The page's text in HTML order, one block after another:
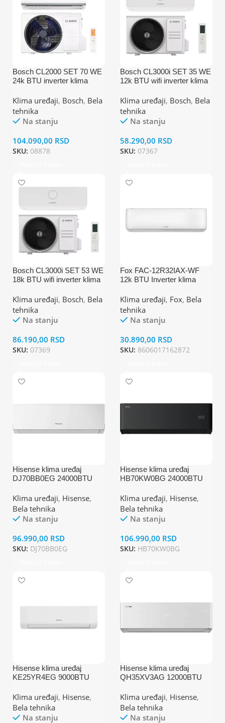
Bosch CL2000 SET 70 WE
24k BTU inverter klima
Klima uređaji, Bosch, Bela
tehnika
Na stanju
104.090,00 RSD
SKU: 08878
Bosch CL3000i SET 35 WE
12k BTU wifi inverter klima
Klima uređaji, Bosch, Bela
tehnika
Na stanju
58.290,00 RSD
SKU: 07367
Bosch CL3000i SET 53 WE
18k BTU wifi inverter klima
Klima uređaji, Bosch, Bela
tehnika
Na stanju
86.190,00 RSD
SKU: 07369
Fox FAC-12R32IAX-WF
12k BTU Inverter klima
Klima uređaji, Fox, Bela
tehnika
Na stanju
30.890,00 RSD
SKU: 8606017162872
Hisense klima uređaj
DJ70BB0EG 24000BTU
Klima uređaji, Hisense,
Bela tehnika
Na stanju
96.990,00 RSD
SKU: DJ70BB0EG
Hisense klima uređaj
HB70KW0BG 24000BTU
Klima uređaji, Hisense,
Bela tehnika
Na stanju
106.990,00 RSD
SKU: HB70KW0BG
Hisense klima uređaj
KE25YR4EG 9000BTU
Klima uređaji, Hisense,
Bela tehnika
Na stanju
Hisense klima uređaj
QH35XV3AG 12000BTU
Klima uređaji, Hisense,
Bela tehnika
Na stanju